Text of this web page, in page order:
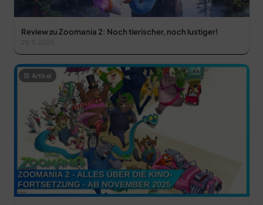
Review zu Zoomania 2: Noch tierischer, noch lustiger!
25.11.2025
Artikel